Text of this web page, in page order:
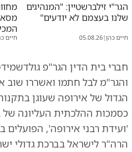
הגר"י זילברשטיין: "המנהיגים
שלנו בעצמם לא יודעים"
חיים כהן|
05.08.26 חיים
חברי בית הדין הגר"פ
והגר"מ לבל חתמו ואשררו שוב
הגדול של אירופה שעוגן
כסמכות ההלכתית העליונה של
'ועידת רבני אירופה',
הרה"ר לישראל בברכת גדולי